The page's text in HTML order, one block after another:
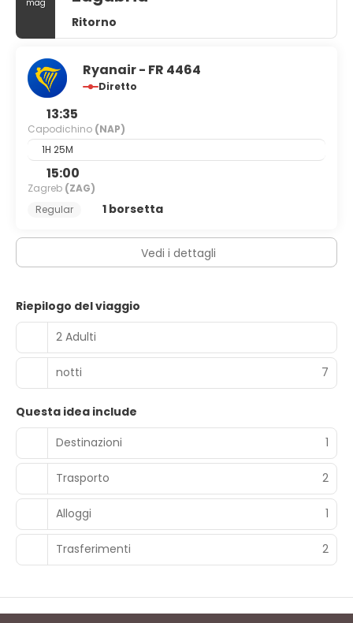
mag
Ritorno
Ryanair - FR 4464
Diretto
13:35
Capodichino (NAP)
1H 25M
15:00
Zagreb (ZAG)
Regular
1 borsetta
Vedi i dettagli
Riepilogo del viaggio
2 Adulti
notti 7
Questa idea include
Destinazioni
1
Trasporto 2
Alloggi 1
Trasferimenti 2